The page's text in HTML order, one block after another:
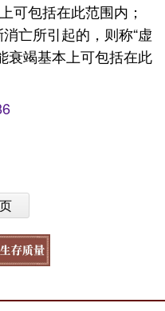
可包括在此范围内；
亡所引起的，则称“虚
衰竭基本上可包括在此